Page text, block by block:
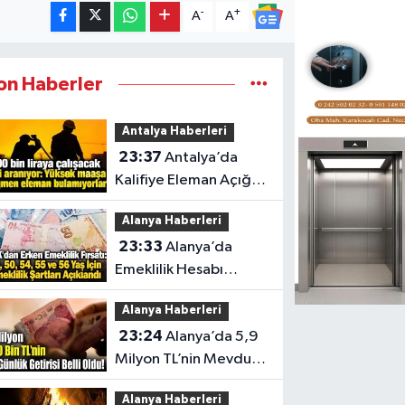
A- A+
Haberler
Antalya Haberleri
23:37 Antalya’da
Kalifiye Eleman Açığı
Sektörleri Zorluyor
Alanya Haberleri
23:33 Alanya’da
Emeklilik Hesabı
Yapanlar İçin Kritik Yaş
Şartları
Alanya Haberleri
23:24 Alanya’da 5,9
Milyon TL’nin Mevduat
Getirisi
Alanya Haberleri